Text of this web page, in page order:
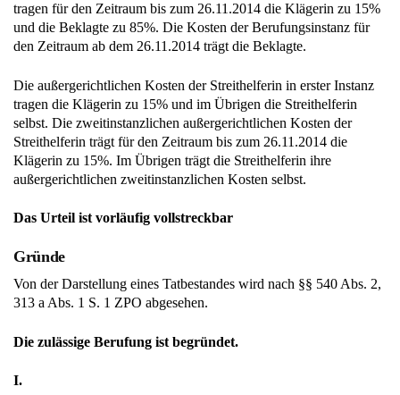
tragen für den Zeitraum bis zum 26.11.2014 die Klägerin zu 15%
und die Beklagte zu 85%. Die Kosten der Berufungsinstanz für
den Zeitraum ab dem 26.11.2014 trägt die Beklagte.
Die außergerichtlichen Kosten der Streithelferin in erster Instanz
tragen die Klägerin zu 15% und im Übrigen die Streithelferin
selbst. Die zweitinstanzlichen außergerichtlichen Kosten der
Streithelferin trägt für den Zeitraum bis zum 26.11.2014 die
Klägerin zu 15%. Im Übrigen trägt die Streithelferin ihre
außergerichtlichen zweitinstanzlichen Kosten selbst.
Das Urteil ist vorläufig vollstreckbar
Gründe
Von der Darstellung eines Tatbestandes wird nach §§ 540 Abs. 2,
313 a Abs. 1 S. 1 ZPO abgesehen.
Die zulässige Berufung ist begründet.
I.